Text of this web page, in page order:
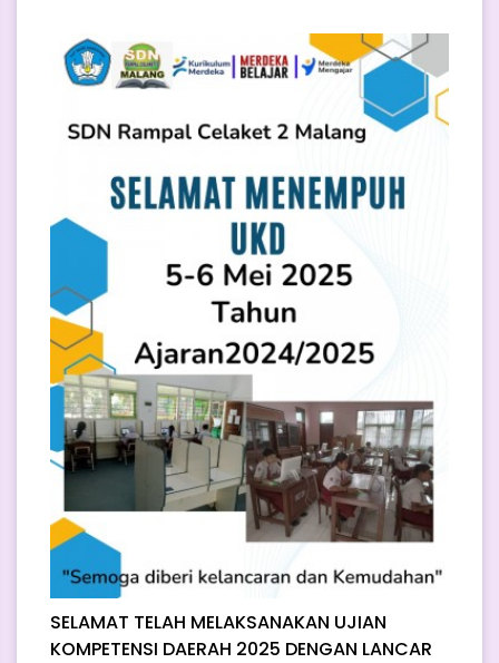
SELAMAT TELAH MELAKSANAKAN UJIAN
KOMPETENSI DAERAH 2025 DENGAN LANCAR